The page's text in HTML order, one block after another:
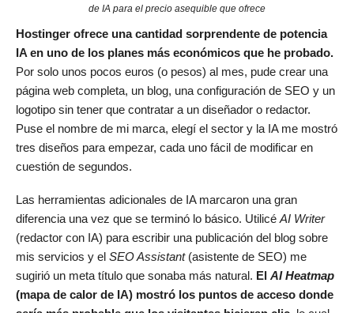
de IA para el precio asequible que ofrece
Hostinger ofrece una cantidad sorprendente de potencia
IA en uno de los planes más económicos que he probado.
Por solo unos pocos euros (o pesos) al mes, pude crear una
página web completa, un blog, una configuración de SEO y un
logotipo sin tener que contratar a un diseñador o redactor.
Puse el nombre de mi marca, elegí el sector y la IA me mostró
tres diseños para empezar, cada uno fácil de modificar en
cuestión de segundos.
Las herramientas adicionales de IA marcaron una gran
diferencia una vez que se terminó lo básico. UtilicéAI Writer
(redactor con IA) para escribir una publicación del blog sobre
mis servicios y el SEO Assistant(asistente de SEO) me
sugirió un meta título que sonaba más natural. El AI Heatmap
(mapa de calor de IA) mostró los puntos de acceso donde